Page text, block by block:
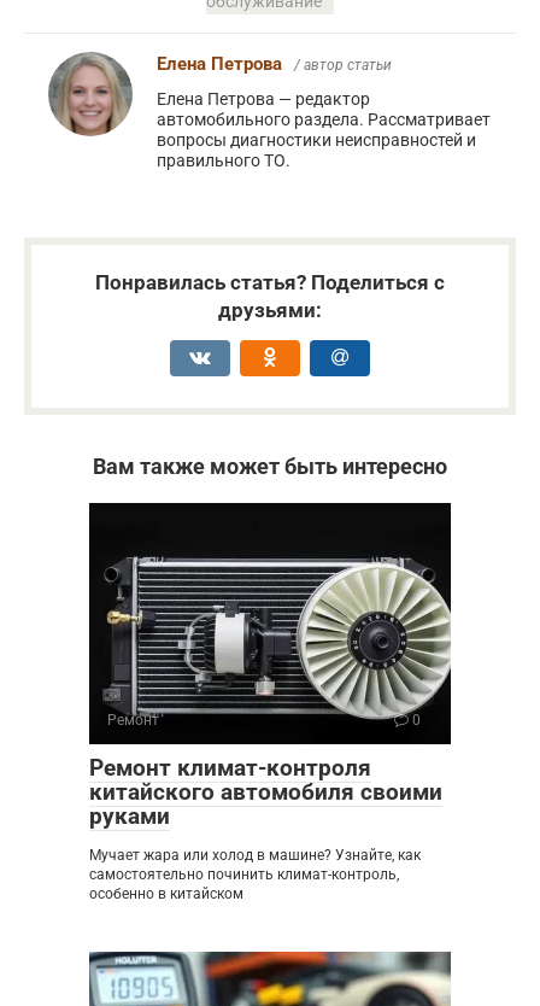
Елена Петрова / автор статьи
Елена Петрова — редактор
автомобильного раздела. Рассматривает
вопросы диагностики неисправностей и
правильного ТО.
Понравилась статья? Поделиться с
друзьями:
Вам также может быть интересно
Ремонт 0
Ремонт климат-контроля
китайского автомобиля своими
руками
Мучает жара или холод в машине? Узнайте, как
самостоятельно починить климат-контроль,
особенно в китайском